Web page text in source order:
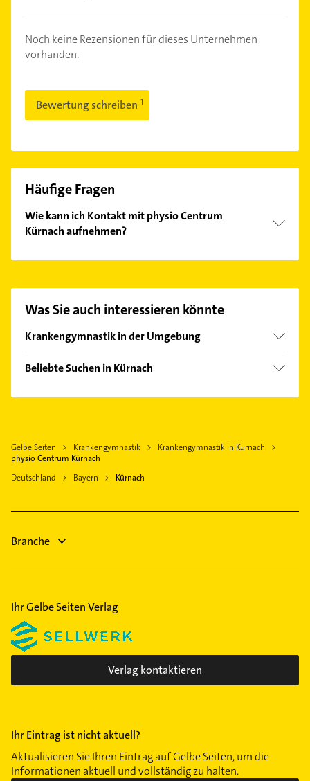
Noch keine Rezensionen für dieses Unternehmen
vorhanden.
Bewertung schreiben
Häufige Fragen
Wie kann ich Kontakt mit physio Centrum
Kürnach aufnehmen?
finden Sie alleKontaktdaten.
Was Sie auch interessieren könnte
Krankengymnastik in der Umgebung
Estenfeld
Gerbrunn
Güntersleben
Veitshöchheim
Höchberg
Schwarzach am Main
Beliebte Suchen in Kürnach
Heizungsbauer
Elektriker
Fensterbauer
Fenster
Gelbe Seiten Krankengymnastik
Krankengymnastik in Kürnach
physio Centrum Kürnach
Deutschland
Bayern Kürnach
Branche
Ihr Gelbe Seiten Verlag
Verlag kontaktieren
Ihr Eintrag ist nicht aktuell?
Aktualisieren Sie Ihren Eintrag auf Gelbe Seiten, um die
Informationen aktuell und vollständig zu halten.